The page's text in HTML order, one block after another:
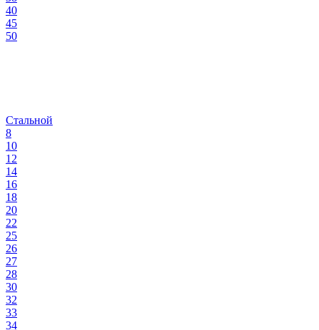
40
45
50
Стальной
8
10
12
14
16
18
20
22
25
26
27
28
30
32
33
34